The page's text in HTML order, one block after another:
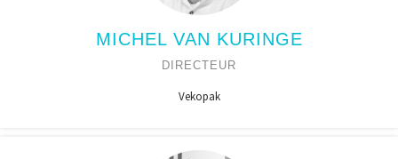
MICHEL VAN KURINGE
DIRECTEUR
Vekopak